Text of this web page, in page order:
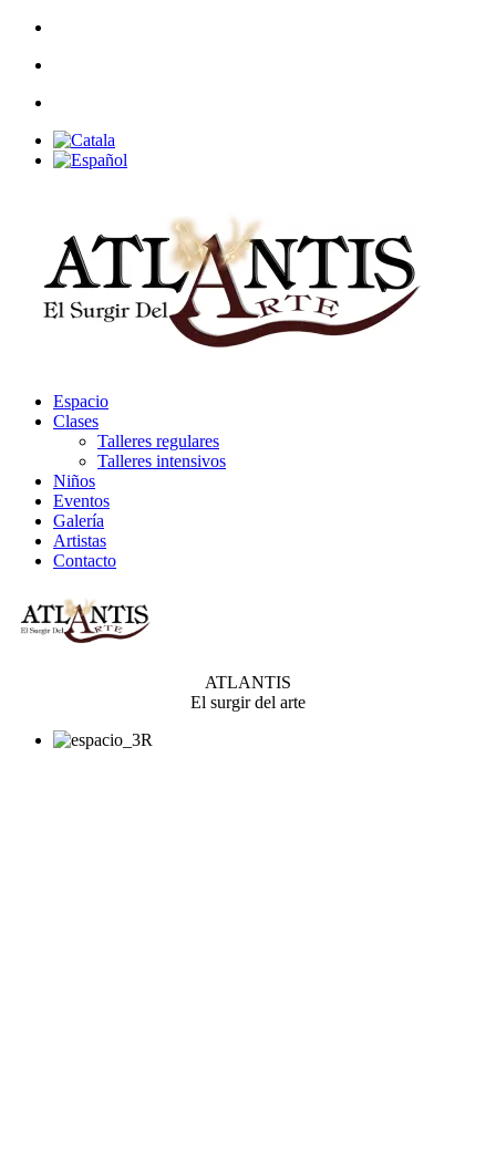
Espacio
Clases
Talleres regulares
Talleres intensivos
Niños
Eventos
Galería
Artistas
Contacto
ATLANTIS
El surgir del arte